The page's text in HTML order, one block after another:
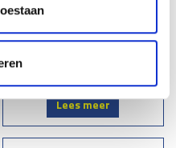
€ 5,65
Lees meer